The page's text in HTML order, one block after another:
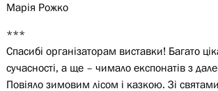
Марія Рожко
***
Спасибі організаторам виставки! Багато
сучасності, а ще – чимало експонатів з
Повіяло зимовим лісом і казкою. Зі